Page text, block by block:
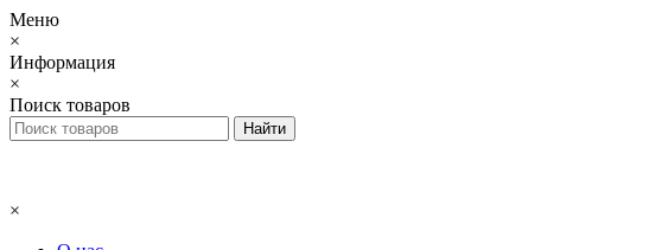
Меню
×
Информация
×
Поиск товаров
×